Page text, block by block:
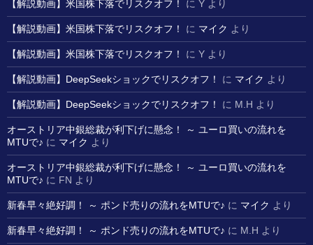
【解説動画】米国株下落でリスクオフ！ に Y より
【解説動画】米国株下落でリスクオフ！ に マイク より
【解説動画】米国株下落でリスクオフ！ に Y より
【解説動画】DeepSeekショックでリスクオフ！ に マイク より
【解説動画】DeepSeekショックでリスクオフ！ に M.H より
オーストリア中銀総裁が利下げに懸念！ ～ ユーロ買いの流れを
MTUで♪ に マイク より
オーストリア中銀総裁が利下げに懸念！ ～ ユーロ買いの流れを
MTUで♪ に FN より
新春早々絶好調！ ～ ポンド売りの流れをMTUで♪ に マイク より
新春早々絶好調！ ～ ポンド売りの流れをMTUで♪ に M.H より